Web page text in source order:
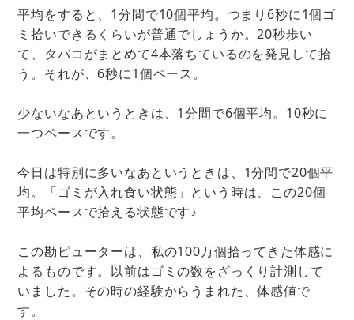
平均をすると、1分間で10個平均。つまり6秒に1個ゴ
ミ拾いできるくらいが普通でしょうか。20秒歩い
て、タバコがまとめて4本落ちているのを発見して拾
う。それが、6秒に1個ペース。
少ないなあというときは、1分間で6個平均。10秒に
一つペースです。
今日は特別に多いなあというときは、1分間で20個平
均。「ゴミが入れ食い状態」という時は、この20個
平均ペースで拾える状態です♪
この勘ピューターは、私の100万個拾ってきた体感に
よるものです。以前はゴミの数をざっくり計測して
いました。その時の経験からうまれた、体感値で
す。